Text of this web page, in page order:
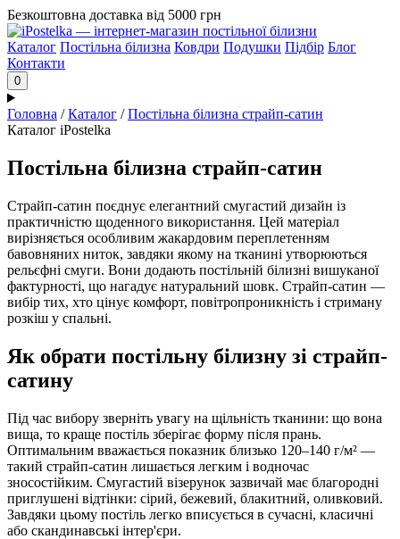
Безкоштовна доставка від 5000 грн
Каталог Постільна білизна Ковдри Подушки Підбір Блог
Контакти
0
Головна /Каталог /Постільна білизна страйп-сатин
Каталог iPostelka
Постільна білизна страйп-сатин
Страйп-сатин поєднує елегантний смугастий дизайн із
практичністю щоденного використання. Цей матеріал
вирізняється особливим жакардовим переплетенням
бавовняних ниток, завдяки якому на тканині утворюються
рельєфні смуги. Вони додають постільній білизні вишуканої
фактурності, що нагадує натуральний шовк. Страйп-сатин —
вибір тих, хто цінує комфорт, повітропроникність і стриману
розкіш у спальні.
Як обрати постільну білизну зі страйп-
сатину
Під час вибору зверніть увагу на щільність тканини: що вона
вища, то краще постіль зберігає форму після прань.
Оптимальним вважається показник близько 120–140 г/м² —
такий страйп-сатин лишається легким і водночас
зносостійким. Смугастий візерунок зазвичай має благородні
приглушені відтінки: сірий, бежевий, блакитний, оливковий.
Завдяки цьому постіль легко вписується в сучасні, класичні
або скандинавські інтер'єри.